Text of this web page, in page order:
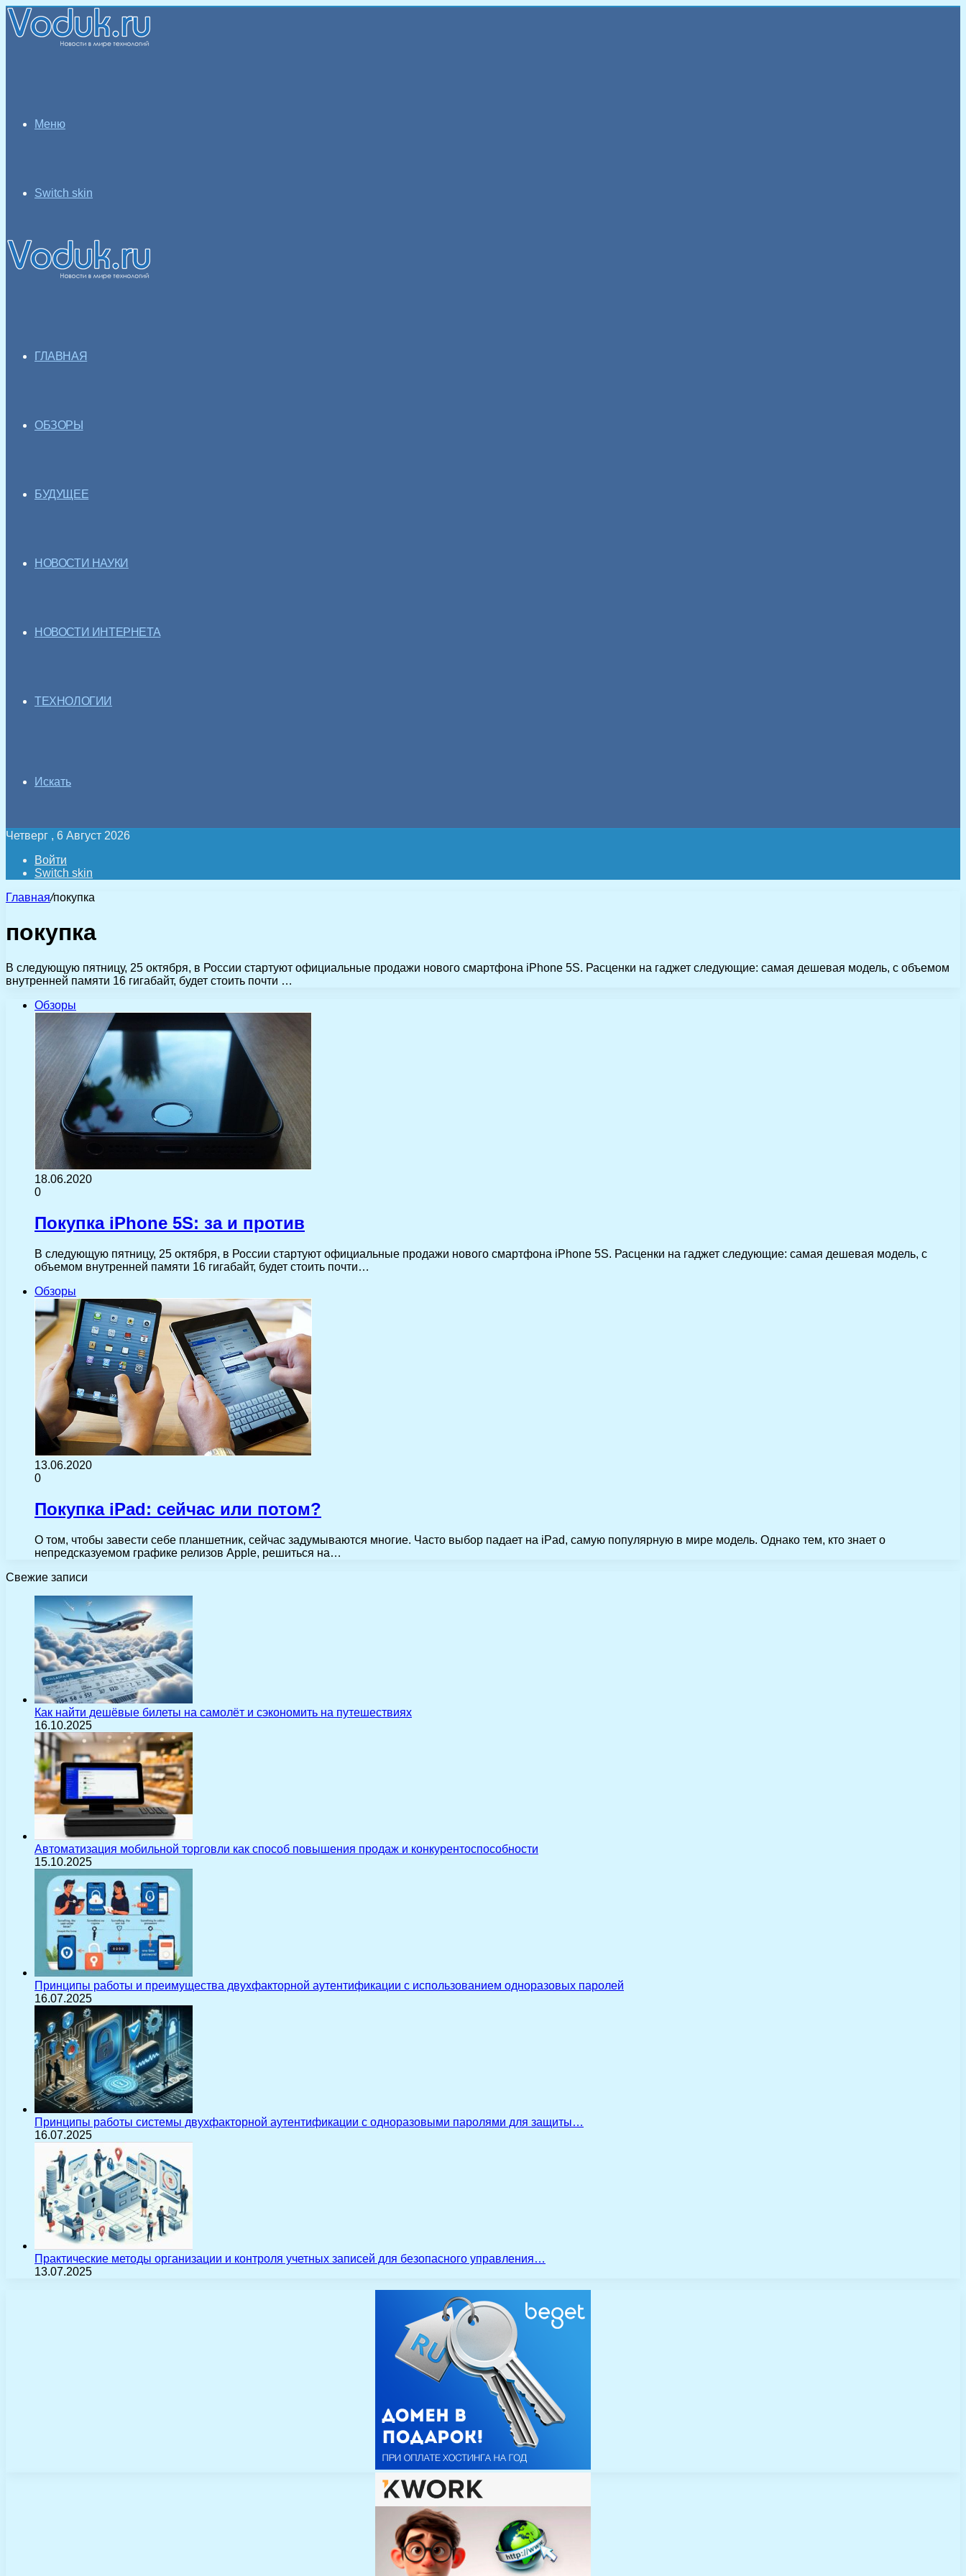
Меню
Switch skin
ГЛАВНАЯ
ОБЗОРЫ
БУДУЩЕЕ
НОВОСТИ НАУКИ
НОВОСТИ ИНТЕРНЕТА
ТЕХНОЛОГИИ
Искать
Четверг , 6 Август 2026
Войти
Switch skin
Главная/покупка
покупка
В следующую пятницу, 25 октября, в России стартуют официальные продажи нового смартфона iPhone 5S. Расценки на гаджет следующие: самая дешевая модель, с объемом
внутренней памяти 16 гигабайт, будет стоить почти …
Обзоры
18.06.2020
0
Покупка iPhone 5S: за и против
В следующую пятницу, 25 октября, в России стартуют официальные продажи нового смартфона iPhone 5S. Расценки на гаджет следующие: самая дешевая модель, с
объемом внутренней памяти 16 гигабайт, будет стоить почти…
Обзоры
13.06.2020
0
Покупка iPad: сейчас или потом?
О том, чтобы завести себе планшетник, сейчас задумываются многие. Часто выбор падает на iPad, самую популярную в мире модель. Однако тем, кто знает о
непредсказуемом графике релизов Apple, решиться на…
Свежие записи
Как найти дешёвые билеты на самолёт и сэкономить на путешествиях
16.10.2025
Автоматизация мобильной торговли как способ повышения продаж и конкурентоспособности
15.10.2025
Принципы работы и преимущества двухфакторной аутентификации с использованием одноразовых паролей
16.07.2025
Принципы работы системы двухфакторной аутентификации с одноразовыми паролями для защиты…
16.07.2025
Практические методы организации и контроля учетных записей для безопасного управления…
13.07.2025